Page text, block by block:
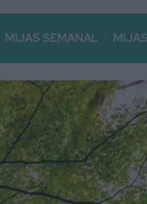
MIJAS SEMANAL